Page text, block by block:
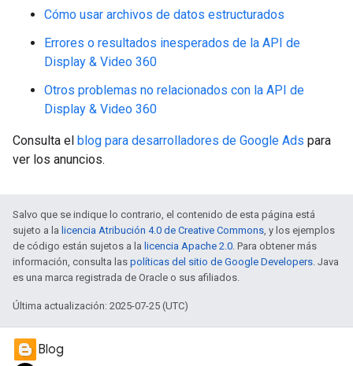
Cómo usar archivos de datos estructurados
Errores o resultados inesperados de la API de
Display & Video 360
Otros problemas no relacionados con la API de
Display & Video 360
Consulta el blog para desarrolladores de Google Ads para
ver los anuncios.
Salvo que se indique lo contrario, el contenido de esta página está
sujeto a la licencia Atribución 4.0 de Creative Commons, y los ejemplos
de código están sujetos a la licencia Apache 2.0. Para obtener más
información, consulta las políticas del sitio de Google Developers. Java
es una marca registrada de Oracle o sus afiliados.
Última actualización: 2025-07-25 (UTC)
Blog